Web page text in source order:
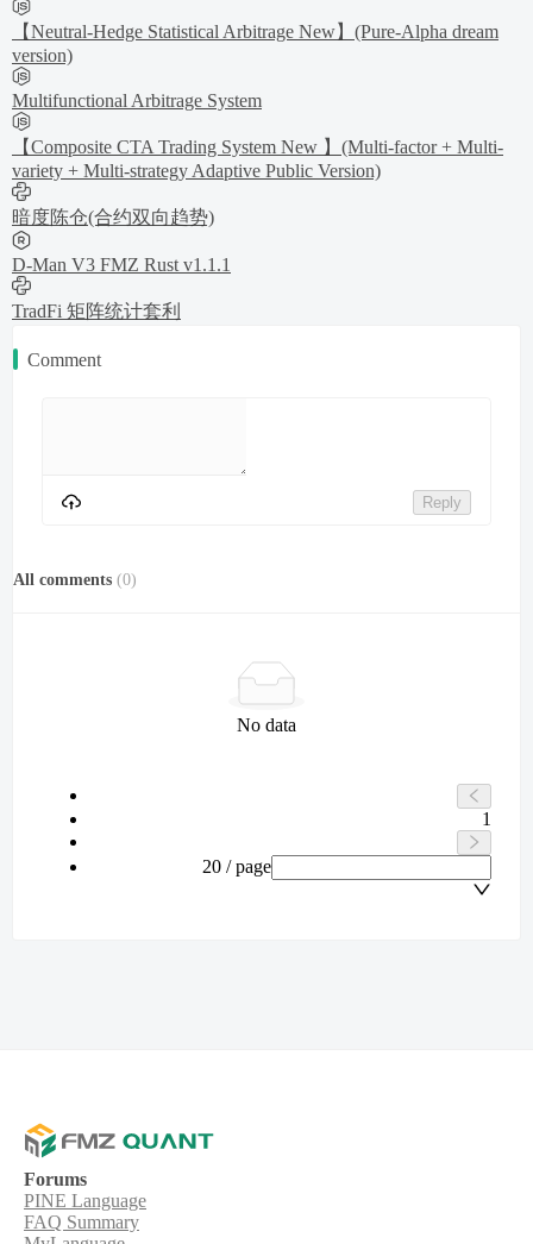
【Neutral-Hedge Statistical Arbitrage New】(Pure-Alpha dream
version)
Multifunctional Arbitrage System
【Composite CTA Trading System New 】(Multi-factor + Multi-
variety + Multi-strategy Adaptive Public Version)
暗度陈仓(合约双向趋势)
D-Man V3 FMZ Rust v1.1.1
TradFi 矩阵统计套利
Comment
Reply
All comments (0)
No data
1
20 / page
Forums
PINE Language
FAQ Summary